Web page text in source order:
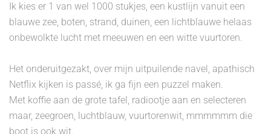
Ik kies er 1 van wel 1000 stukjes, een kustlijn vanuit een
blauwe zee, boten, strand, duinen, een lichtblauwe helaas
onbewolkte lucht met meeuwen en een witte vuurtoren.
Het onderuitgezakt, over mijn uitpuilende navel, apathisch
Netflix kijken is passé, ik ga fijn een puzzel maken.
Met koffie aan de grote tafel, radiootje aan en selecteren
maar, zeegroen, luchtblauw, vuurtorenwit, mmmmmm die
boot is ook wit.